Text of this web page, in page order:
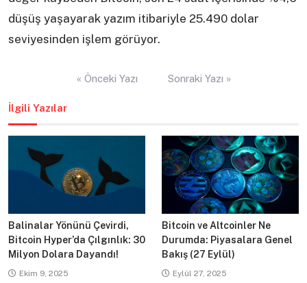
düşüş yaşayarak yazım itibariyle 25.490 dolar
seviyesinden işlem görüyor.
« Önceki Yazı Sonraki Yazı »
İlgili Yazılar
Balinalar Yönünü Çevirdi,
Bitcoin Hyper’da Çılgınlık: 30
Milyon Dolara Dayandı!
Ekim 9, 2025
Bitcoin ve Altcoinler Ne
Durumda: Piyasalara Genel
Bakış (27 Eylül)
Eylül 27, 2025